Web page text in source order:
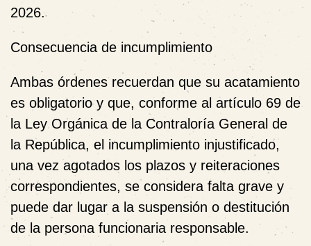
2026.
Consecuencia de incumplimiento
Ambas órdenes recuerdan que su acatamiento
es obligatorio y que, conforme al artículo 69 de
la Ley Orgánica de la Contraloría General de
la República, el incumplimiento injustificado,
una vez agotados los plazos y reiteraciones
correspondientes, se considera falta grave y
puede dar lugar a la suspensión o destitución
de la persona funcionaria responsable.